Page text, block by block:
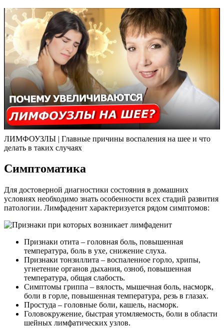
ЛИМФОУЗЛЫ | Главные причины воспаления на шее и что
делать в таких случаях
Симптоматика
Для достоверной диагностики состояния в домашних
условиях необходимо знать особенности всех стадий развития
патологии. Лимфаденит характеризуется рядом симптомов:
Признаки отита – головная боль, повышенная
температура, боль в ухе, снижение слуха.
Признаки тонзиллита – воспаленное горло, хрипы,
угнетение органов дыхания, озноб, повышенная
температура, общая слабость.
Симптомы гриппа – вялость, мышечная боль, насморк,
боли в горле, повышенная температура, резь в глазах.
Простуда – головные боли, кашель, насморк.
Головокружение, быстрая утомляемость, боли в области
шейных лимфатических узлов.